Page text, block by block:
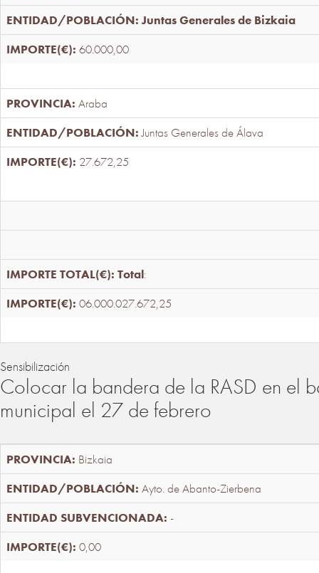
Juntas Generales de Bizkaia
60.000,00
Araba
Juntas Generales de Álava
27.672,25
Total:
06.000.027.672,25
Sensibilización
Colocar la bandera de la RASD en el
municipal el 27 de febrero
Bizkaia
Ayto. de Abanto-Zierbena
-
0,00